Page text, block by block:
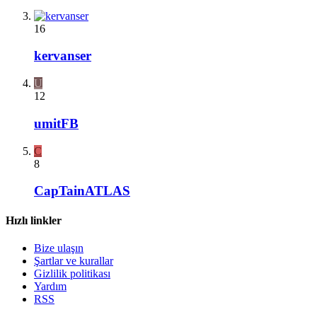
16
kervanser
U
12
umitFB
C
8
CapTainATLAS
Hızlı linkler
Bize ulaşın
Şartlar ve kurallar
Gizlilik politikası
Yardım
RSS